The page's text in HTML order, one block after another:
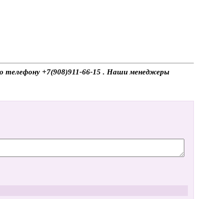
телефону +7(908)911-66-15 . Наши менеджеры